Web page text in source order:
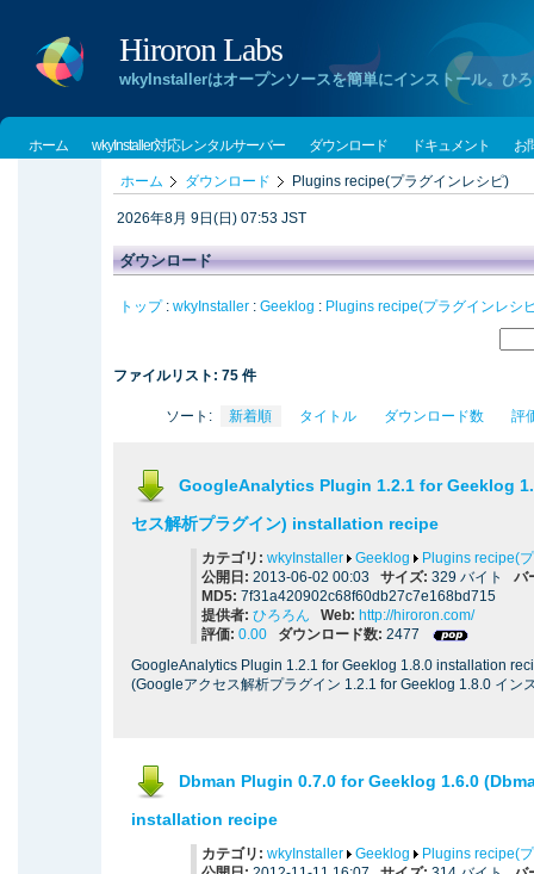
Hiroron Labs
wkyInstallerはオープンソースを簡単にインストール。ひ
ホーム wkyInstaller対応レンタルサーバー ダウンロード ドキュメント お
ホーム ダウンロード Plugins recipe(プラグインレシピ)
2026年8月 9日(日) 07:53 JST
ダウンロード
トップ: wkyInstaller : Geeklog : Plugins recipe(プラグインレシ
ファイルリスト: 75 件
ソート: 新着順 タイトル ダウンロード数 評
GoogleAnalytics Plugin 1.2.1 for Geeklog
セス解析プラグイン) installation recipe
カテゴリ: wkyInstaller Geeklog
Plugins recipe(
公開日: 2013-06-02 00:03 サイズ: 329 バイト バ
MD5: 7f31a420902c68f60db27c7e168bd715
提供者: ひろろん Web: http://hiroron.com/
評価: 0.00 ダウンロード数: 2477
GoogleAnalytics Plugin 1.2.1 for Geeklog 1.8.0 installation
(Googleアクセス解析プラグイン 1.2.1 for Geeklog 1.8.0 イン
Dbman Plugin 0.7.0 for Geeklog 1.6.0
installation recipe
カテゴリ: wkyInstaller Geeklog
Plugins recipe(